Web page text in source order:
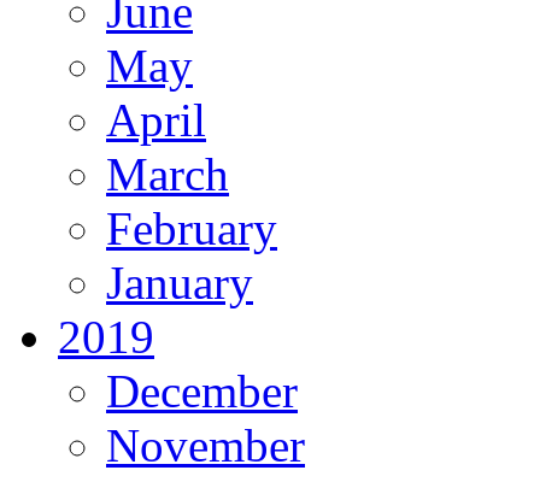
June
May
April
March
February
January
2019
December
November